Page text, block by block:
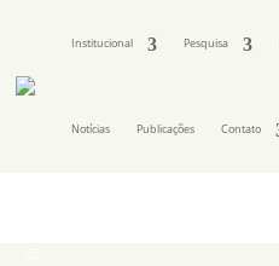
Institucional Pesquisa
Notícias Publicações Contato